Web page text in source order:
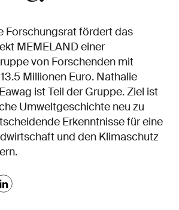
Forschungsrat fördert das
MEMELAND einer
von Forschenden mit
Millionen Euro. Nathalie
ist Teil der Gruppe. Ziel ist
Umweltgeschichte neu zu
Erkenntnisse für eine
und den Klimaschutz